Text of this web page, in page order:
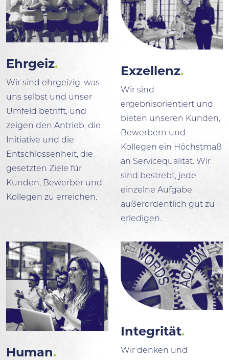
Ehrgeiz.
Wir sind ehrgeizig, was
uns selbst und unser
Umfeld betrifft, und
zeigen den Antrieb, die
Initiative und die
Entschlossenheit, die
gesetzten Ziele für
Kunden, Bewerber und
Kollegen zu erreichen.
Exzellenz.
Wir sind
ergebnisorientiert und
bieten unseren Kunden,
Bewerbern und
Kollegen ein Höchstmaß
an Servicequalität. Wir
sind bestrebt, jede
einzelne Aufgabe
außerordentlich gut zu
erledigen.
Human.
Integrität.
Wir denken und